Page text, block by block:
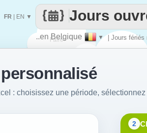
Faire
que
..en Belgique ▼ | Jours
Jours
FR EN ▼
: choisissez une période,
2